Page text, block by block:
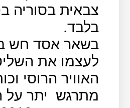
צבאית בסוריה
בלבד.
בשאר אסד חש
לעצמו את
האוויר הרוסי
מתרגש יתר על